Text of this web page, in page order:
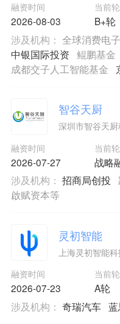
融资时间
2026-08-03
当前
B+轮
涉及机构： 全球消费电
中银国际投资 鲲鹏基金
成都交子人工智能基金
智谷天厨
深圳市智谷天
融资时间
2026-07-27
当前
战略
涉及机构： 招商局创投
啟赋资本等
灵初智能
上海灵初智能
融资时间
2026-07-23
当前
A轮
涉及机构： 奇瑞汽车